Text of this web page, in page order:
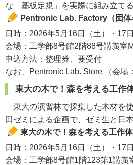
な「基板定規」を実際に組み立て
Pentronic Lab. Factory（団体
日時：2026年5月16日（土）・17
会場：工学部8号館2階88号講義室M
申込方法：整理券、要受付
なお、Pentronic Lab. Store （会場
東大の木で！森を考える工作
東大の演習林で採集した木材を
田ゼミによる企画で、ゼミ生と日
東大の木で！森を考える工作
日時：2026年5月16日（土）・17
会場：工学部8号館1階123第1講義